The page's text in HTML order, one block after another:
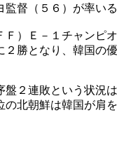
督（５６）が率い
）Ｅ－１チャン
勝となり、韓国の優
２連敗という状
北朝鮮は韓国が肩